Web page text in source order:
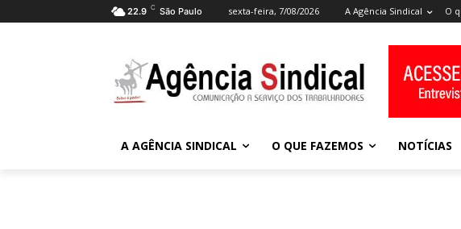
22.9 C São Paulo sexta-feira, 7/08/2026 A Agência Sindical O
A AGÊNCIA SINDICAL O QUE FAZEMOS NOTÍCIAS